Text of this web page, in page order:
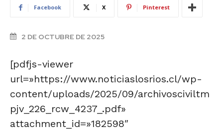
Facebook X Pinterest
2 DE OCTUBRE DE 2025
[pdfjs-viewer
url=»https://www.noticiaslosrios.cl/wp-
content/uploads/2025/09/archivosciviltm
pjv_226_rcw_4237_.pdf»
attachment_id=»182598″